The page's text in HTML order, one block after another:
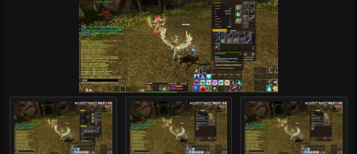
n
d
a
t
e